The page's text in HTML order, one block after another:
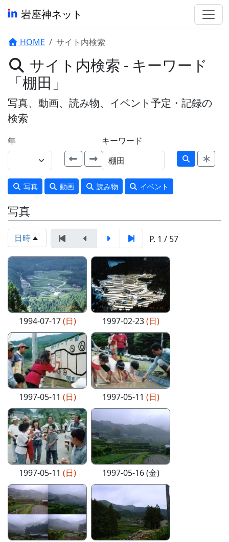
岩座神ネット
HOME サイト内検索
サイト内検索 - キーワード
「棚田」
写真、動画、読み物、イベント予定・記録の
検索
年 キーワード
写真 動画 読み物 イベント
写真
日時 P. 1 / 57
1994-07-17(日) 1997-02-23(日)
1997-05-11 (日) 1997-05-11 (日)
1997-05-11 (日) 1997-05-16 (金)